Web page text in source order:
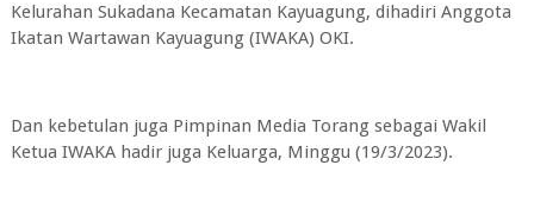
Kelurahan Sukadana Kecamatan Kayuagung, dihadiri Anggota
Ikatan Wartawan Kayuagung (IWAKA) OKI.
Dan kebetulan juga Pimpinan Media Torang sebagai Wakil
Ketua IWAKA hadir juga Keluarga, Minggu (19/3/2023).